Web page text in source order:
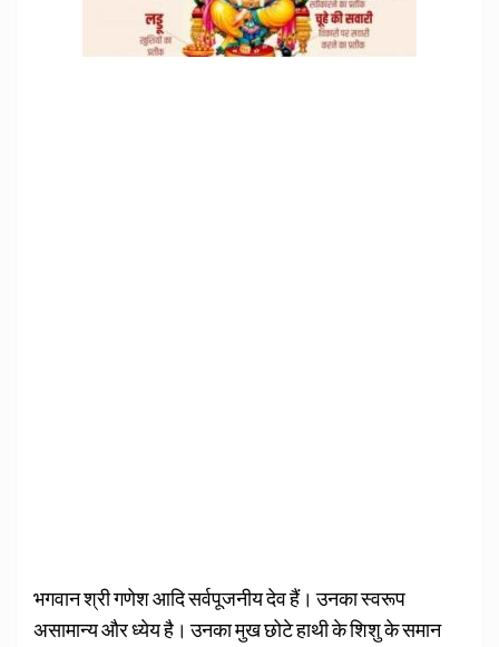
भगवान श्री गणेश आदि सर्वपूजनीय देव हैं। उनका स्वरूप
असामान्य और ध्येय है। उनका मुख छोटे हाथी के शिशु के समान